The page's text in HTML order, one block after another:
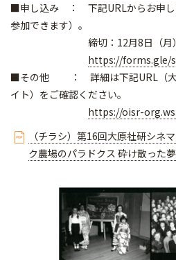
■申し込み ： 下記URLからお申し
参加できます）。
締切：12月8日（月）
https://forms.gle/
■その他 ： 詳細は下記URL（大
イト）をご確認ください。
https://oisr-
（チラシ）第16回大原社研シネ
ク農場のパラドクス 砕け散った